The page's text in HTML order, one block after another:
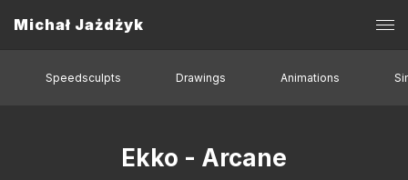
Michał Jażdżyk
Speedsculpts Drawings Animations
Ekko - Arcane